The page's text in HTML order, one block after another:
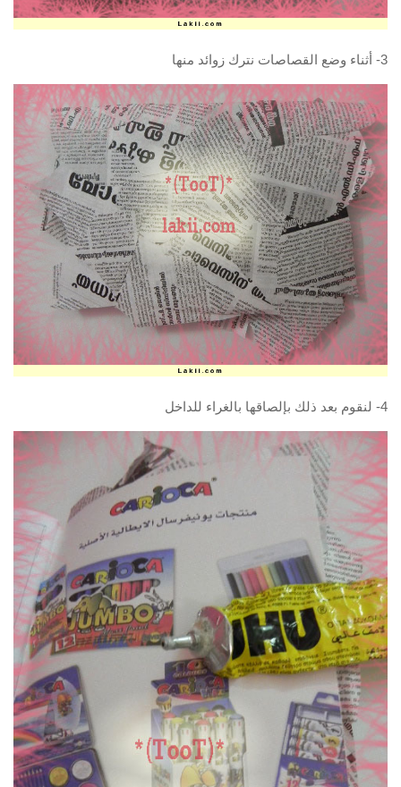
3- أثناء وضع القصاصات نترك زوائد منها
4- لنقوم بعد ذلك بإلصاقها بالغراء للداخل